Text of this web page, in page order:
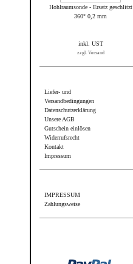
Hohlraumsonde - Ersatz geschlitzt
360° 0,2 mm
inkl. UST
zzgl. Versand
Liefer- und
Versandbedingungen
Datenschutzerklärung
Unsere AGB
Gutschein einlösen
Widerrufsrecht
Kontakt
Impressum
IMPRESSUM
Zahlungsweise